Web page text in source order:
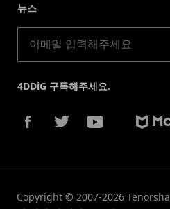
제품 가이드
뉴스
4DDiG 구독해주세요.
Copyright © 2007-2026